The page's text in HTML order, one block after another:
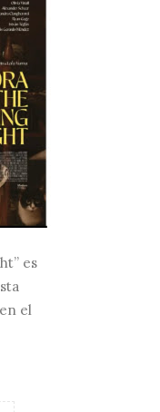
es
el